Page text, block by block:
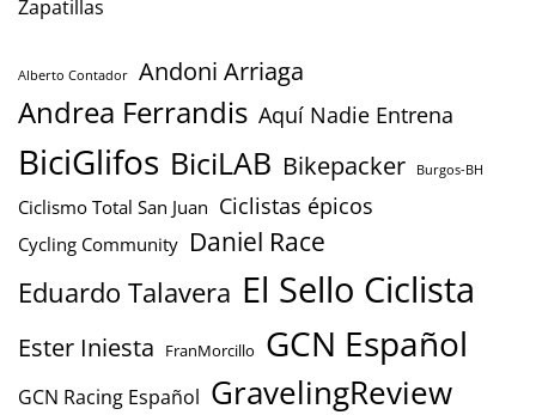
Zapatillas
Alberto Contador Andoni Arriaga
Andrea Ferrandis Aquí Nadie Entrena
BiciGlifos BiciLAB Bikepacker Burgos-BH
Ciclismo Total San Juan Ciclistas épicos
Cycling Community Daniel Race
Eduardo Talavera El Sello Ciclista
Ester Iniesta FranMorcillo GCN Español
GCN Racing Español GravelingReview